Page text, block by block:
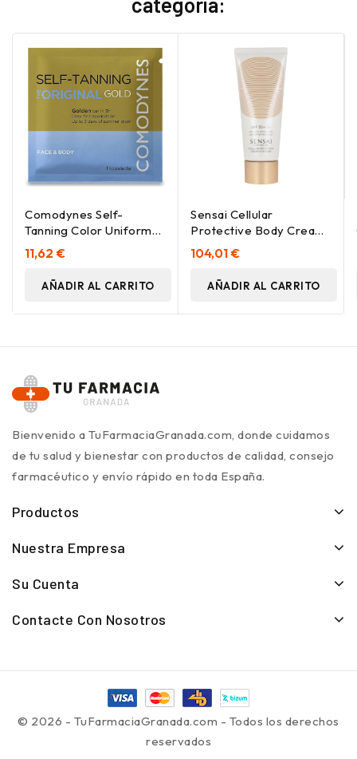
Comodynes Self-
Tanning Color Uniforme
Natural Toallitas, 8 Uds
11,62 €
AÑADIR AL CARRITO
Sensai Cellular
Protective Body Cream
Spf50+ 150 Ml
104,01 €
AÑADIR AL CARRITO
Bienvenido a TuFarmaciaGranada.com, donde cuidamos
de tu salud y bienestar con productos de calidad, consejo
farmacéutico y envío rápido en toda España.
Productos
Nuestra Empresa
Su Cuenta
Contacte Con Nosotros
© 2026 - TuFarmaciaGranada.com - Todos los derechos
reservados